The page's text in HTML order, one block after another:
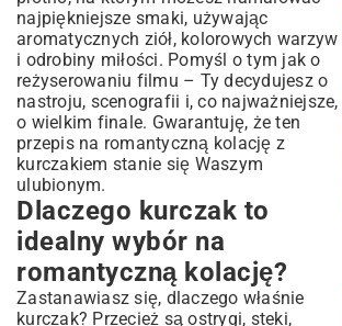
głębokiego smaku
Techniki przygotowania kurczaka:
pieczenie, smażenie czy sous-vide?
Komponowanie idealnego talerza –
dodatki i sosy
Eleganckie purée, ryż czy kasza jako baza
Świeże sałatki i surówki, które uzupełnią
danie
Sosy, które podbiją serca
Stwórz niezapomniany klimat: Porady
na idealną randkę w domu
Oświetlenie i muzyka – zagrajcie zmysłami
Dekoracja stołu – proste triki na wielki
najpiękniejsze smaki, używając
aromatycznych ziół, kolorowych warzyw
i odrobiny miłości. Pomyśl o tym jak o
reżyserowaniu filmu – Ty decydujesz o
nastroju, scenografii i, co najważniejsze,
o wielkim finale. Gwarantuję, że ten
przepis na romantyczną kolację z
kurczakiem stanie się Waszym
ulubionym.
Dlaczego kurczak to
idealny wybór na
romantyczną kolację?
Zastanawiasz się, dlaczego właśnie
kurczak? Przecież są ostrygi, steki,